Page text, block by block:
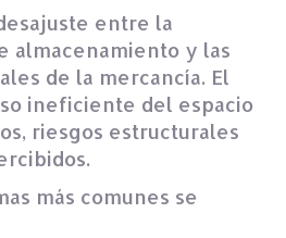
entre la
almacenamiento y las
de la mercancía. El
ineficiente del espacio
riesgos estructurales
más comunes se